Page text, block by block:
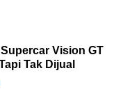
Vision GT
Tak Dijual